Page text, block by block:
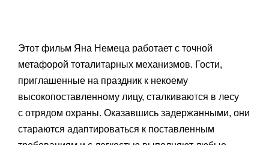
Этот фильм Яна Немеца работает с точной
метафорой тоталитарных механизмов. Гости,
приглашенные на праздник к некоему
высокопоставленному лицу, сталкиваются в лесу
с отрядом охраны. Оказавшись задержанными, они
стараются адаптироваться к поставленным